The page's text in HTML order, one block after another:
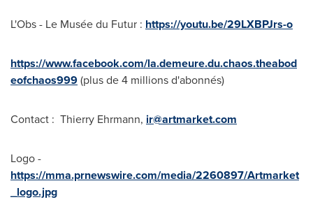
L'Obs - Le Musée du Futur : https://youtu.be/29LXBPJrs-o
https://www.facebook.com/la.demeure.du.chaos.theabod
eofchaos999(plus de 4 millions d'abonnés)
Contact : Thierry Ehrmann, ir@artmarket.com
Logo -
https://mma.prnewswire.com/media/2260897/Artmarket
_logo.jpg